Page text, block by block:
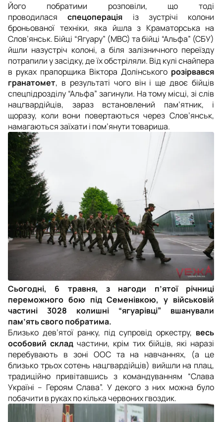
Його побратими розповіли, що тоді
проводиласяспецоперація із зустрічі колони
броньованої техніки, яка йшла з Краматорська на
Слов’янськ. Бійці “Ягуару” (МВС) та бійці “Альфа” (СБУ)
йшли назустріч колоні, а біля залізничного переїзду
потрапили у засідку, де їх обстріляли. Від кулі снайпера
в руках прапорщика Віктора Долінського розірвався
гранатомет, в результаті чого він і ще двоє бійців
спецпідрозділу “Альфа” загинули. На тому місці, зі слів
нацгвардійців, зараз встановлений пам’ятник, і
щоразу, коли вони повертаються через Слов’янськ,
намагаються заїхати і пом’янути товариша.
Сьогодні, 6 травня, з нагоди п’ятої річниці
переможного бою під Семенівкою, у військовій
частині 3028 колишні “ягуарівці” вшанували
пам’ять свого побратима.
Близько дев’ятої ранку, під супровід оркестру, весь
особовий склад частини, крім тих бійців, які наразі
перебувають в зоні ООС та на навчаннях, (а це
близько трьох сотень нацгвардійців) вийшли на плац,
традиційно привітавшись з командуванням “Слава
Україні – Героям Слава”. У декого з них можна було
побачити в руках по кілька червоних гвоздик.